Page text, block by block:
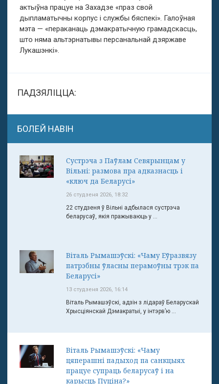
актыўна працуе на Захадзе «праз свой
дыпламатычны корпус і службы бяспекі». Галоўная
мэта — «пераканаць дэмакратычную грамадcкасць,
што няма альтэрнатывы персанальнай дзяржаве
Лукашэнкі».
ПАДЗЯЛІЦЦА:
БОЛЕЙ НАВІН
Сустрэча з Паўлам Севярынцам у
Вільні: размова пра адказнасць і
«ключ да Беларусі»
26 студзеня 2026, 18:32
22 студзеня ў Вільні адбылася сустрэча
беларусаў, якія пражываюць у ...
Віталь Рымашэўскі: «Чаму Еўразвязу
патрэбны ўласны перамоўны трэк па
Беларусі»
13 студзеня 2026, 16:14
Віталь Рымашэўскі, адзін з лідараў Беларускай
Хрысціянскай Дэмакратыі, у інтэрв’ю ...
Віталь Рымашэўскі: «Чаму
цяперашні падыход па санкцыях
працуе супраць беларусаў і на
карысць Пуціна?»